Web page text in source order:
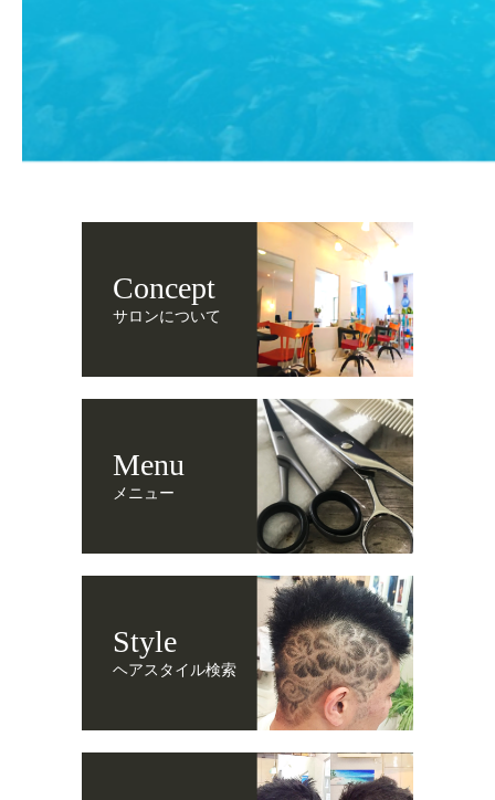
Concept
サロンについて
Menu
メニュー
Style
ヘアスタイル検索